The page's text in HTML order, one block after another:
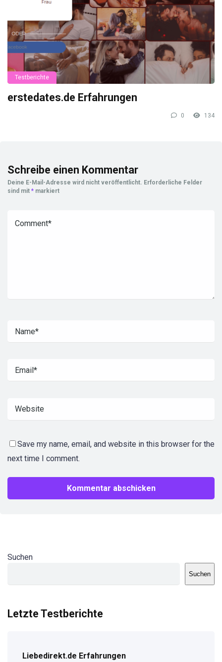
Testberichte
erstedates.de Erfahrungen
0 134
Schreibe einen Kommentar
Deine E-Mail-Adresse wird nicht veröffentlicht. Erforderliche Felder
sind mit * markiert
Save my name, email, and website in this browser for the
next time I comment.
Suchen
Suchen
Letzte Testberichte
Liebedirekt.de Erfahrungen